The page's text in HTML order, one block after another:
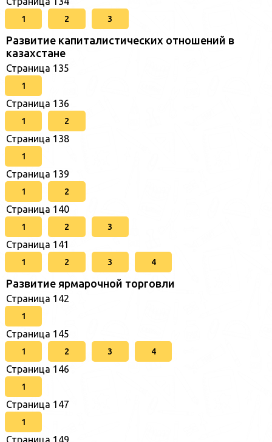
1 2 3
Развитие капиталистических отношений в
казахстане
Страница 135
1
Страница 136
1 2
Страница 138
1
Страница 139
1 2
Страница 140
1 2 3
Страница 141
1 2 3 4
Развитие ярмарочной торговли
Страница 142
1
Страница 145
1 2 3 4
Страница 146
1
Страница 147
1
Страница 149